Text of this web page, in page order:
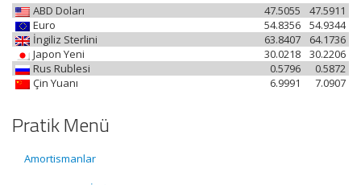
ABD Doları 47.5911
47.5055
Euro
54.9344
54.8356
İngiliz Sterlini
64.1736
63.8407
Japon Yeni
30.2206
30.0218
Rus Rublesi
0.5872
0.5796
Çin Yuanı
7.0907
6.9991
Pratik Menü
Amortismanlar